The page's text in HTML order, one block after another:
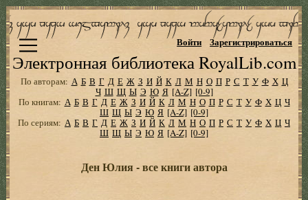
Электронная библиотека RoyalLib.com
Войти Зарегистрироваться
По авторам: А Б В Г Д Е Ж З И Й К Л М Н О П Р С Т У Ф Х Ц
Ч Ш Щ Ы Э Ю Я [A-Z] [0-9]
По книгам: А Б В Г Д Е Ж З И Й К Л М Н О П Р С Т У Ф Х Ц Ч
Ш Щ Ы Э Ю Я [A-Z] [0-9]
По сериям: А Б В Г Д Е Ж З И Й К Л М Н О П Р С Т У Ф Х Ц Ч
Ш Щ Ы Э Ю Я [A-Z] [0-9]
Ден Юлия - все книги автора